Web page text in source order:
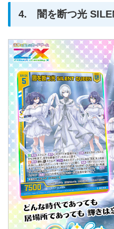
4. 闇を断つ光